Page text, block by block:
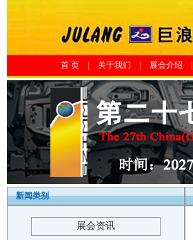
首 页 关于我们 展会介绍
新闻类别
展会资讯